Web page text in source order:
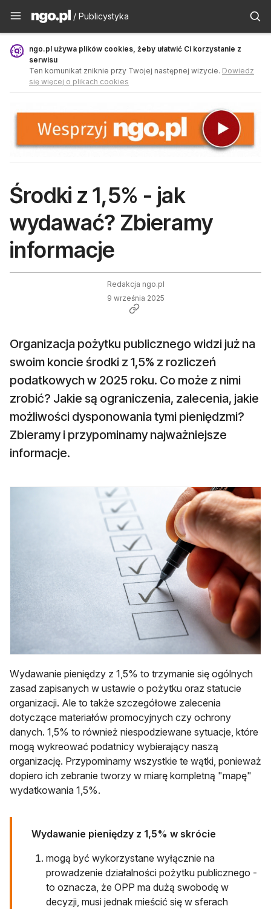
Publicystyka - ngo.pl
/ Publicystyka
ngo.pl używa plików cookies, żeby ułatwić Ci korzystanie z
serwisu
Ten komunikat zniknie przy Twojej następnej wizycie. Dowiedz
się więcej o plikach cookies
Środki z 1,5% - jak
wydawać? Zbieramy
informacje
Redakcja ngo.pl
9 września 2025
Organizacja pożytku publicznego widzi już na
swoim koncie środki z 1,5% z rozliczeń
podatkowych w 2025 roku. Co może z nimi
zrobić? Jakie są ograniczenia, zalecenia, jakie
możliwości dysponowania tymi pieniędzmi?
Zbieramy i przypominamy najważniejsze
informacje.
Wydawanie pieniędzy z 1,5% to trzymanie się ogólnych
zasad zapisanych w ustawie o pożytku oraz statucie
organizacji. Ale to także szczegółowe zalecenia
dotyczące materiałów promocyjnych czy ochrony
danych. 1,5% to również niespodziewane sytuacje, które
mogą wykreować podatnicy wybierający naszą
organizację. Przypominamy wszystkie te wątki, ponieważ
dopiero ich zebranie tworzy w miarę kompletną "mapę"
wydatkowania 1,5%.
Wydawanie pieniędzy z 1,5% w skrócie
mogą być wykorzystane wyłącznie na
prowadzenie działalności pożytku publicznego -
to oznacza, że OPP ma dużą swobodę w
decyzji, musi jednak mieścić się w sferach